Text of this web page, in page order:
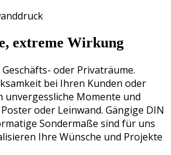
extreme Wirkung
oder Privaträume.
bei Ihren Kunden oder
unvergessliche Momente und
oder Leinwand. Gängige DIN
Sondermaße sind für uns
Ihre Wünsche und Projekte